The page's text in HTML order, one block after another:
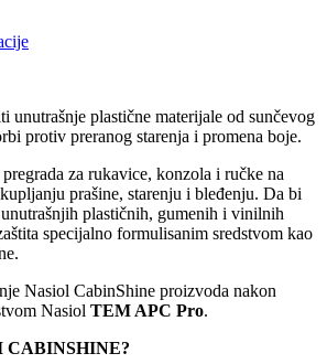
unutrašnje plastične materijale od sunčevog
protiv preranog starenja i promena boje.
za rukavice, konzola i ručke na
prašine, starenju i bleđenju. Da bi
plastičnih, gumenih i vinilnih
specijalno formulisanim sredstvom kao
Nasiol CabinShine proizvoda nakon
Nasiol TEM APC Pro.
CABINSHINE?